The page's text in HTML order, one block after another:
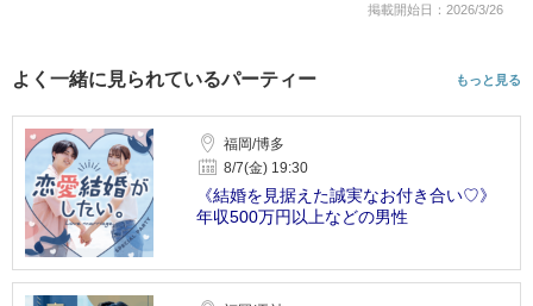
掲載開始日：2026/3/26
よく一緒に見られているパーティー もっと見る
福岡/博多
8/7(金) 19:30
《結婚を見据えた誠実なお付き合い♡》
年収500万円以上などの男性